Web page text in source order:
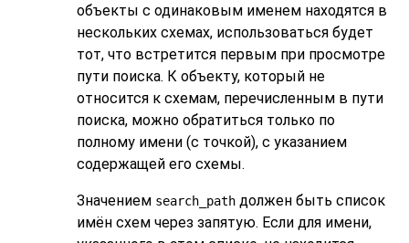
объекты с одинаковым именем находятся в
нескольких схемах, использоваться будет
тот, что встретится первым при просмотре
пути поиска. К объекту, который не
относится к схемам, перечисленным в пути
поиска, можно обратиться только по
полному имени (с точкой), с указанием
содержащей его схемы.
Значением search_path должен быть список
имён схем через запятую. Если для имени,